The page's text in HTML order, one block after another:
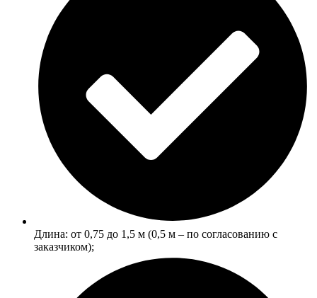
Длина: от 0,75 до 1,5 м (0,5 м ‒ по согласованию с
заказчиком);